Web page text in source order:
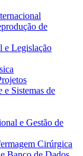
de
e Legislação
Sistemas de
e Gestão de
Cirúrgica